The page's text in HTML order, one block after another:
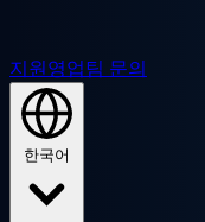
지원영업팀 문의
한국어